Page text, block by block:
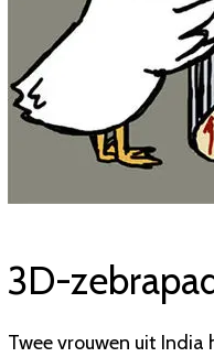
3D-
Twee vrouwen uit